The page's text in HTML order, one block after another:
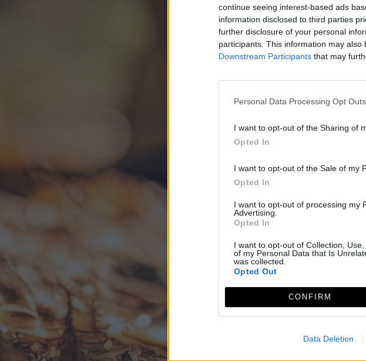
continue seeing interest-based ads
information disclosed to third parties
further disclosure of your personal
participants. This information may
Downstream Participants that may
Personal Data Processing Opt Outs
I want to opt-out of the Sharing of
Opted In
I want to opt-out of the Sale of my
Opted In
I want to opt-out of processing my
Advertising.
Opted In
I want to opt-out of Collection,
of my Personal Data that Is
was collected.
Opted Out
CONFIRM
Data Deletion